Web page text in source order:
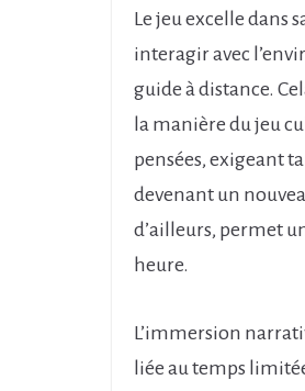
Le jeu excelle dans
interagir avec
guide à distance.
la manière du jeu
pensées, exigeant
devenant un
d’ailleurs, permet
heure.
L’immersion
liée au temps